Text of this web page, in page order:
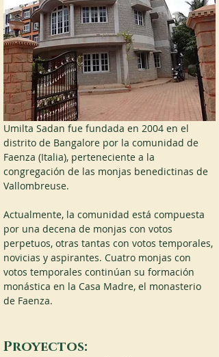
Umilta Sadan fue fundada en 2004 en el
distrito de Bangalore por la comunidad de
Faenza (Italia), perteneciente a la
congregación de las monjas benedictinas de
Vallombreuse.
Actualmente, la comunidad está compuesta
por una decena de monjas con votos
perpetuos, otras tantas con votos temporales,
novicias y aspirantes. Cuatro monjas con
votos temporales continúan su formación
monástica en la Casa Madre, el monasterio
de Faenza.
Proyectos: